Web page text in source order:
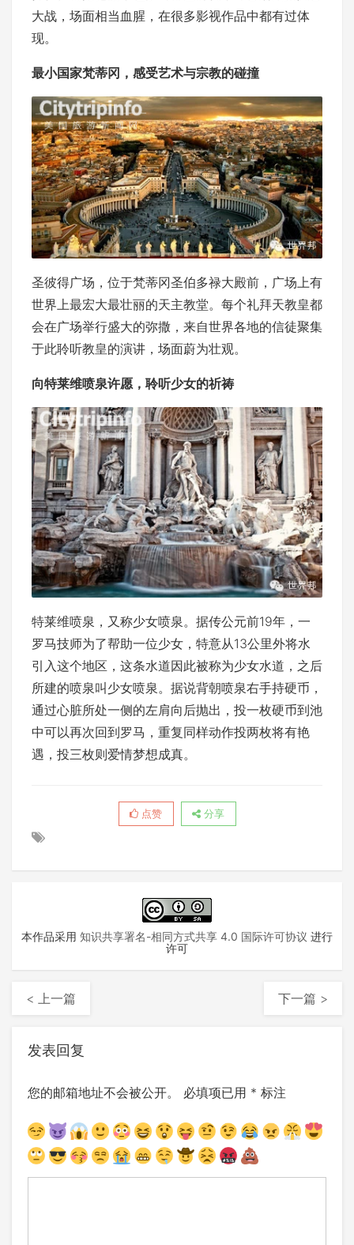
大战，场面相当血腥，在很多影视作品中都有过体
现。
最小国家梵蒂冈，感受艺术与宗教的碰撞
圣彼得广场，位于梵蒂冈圣伯多禄大殿前，广场上有
世界上最宏大最壮丽的天主教堂。每个礼拜天教皇都
会在广场举行盛大的弥撒，来自世界各地的信徒聚集
于此聆听教皇的演讲，场面蔚为壮观。
向特莱维喷泉许愿，聆听少女的祈祷
特莱维喷泉，又称少女喷泉。据传公元前19年，一
罗马技师为了帮助一位少女，特意从13公里外将水
引入这个地区，这条水道因此被称为少女水道，之后
所建的喷泉叫少女喷泉。据说背朝喷泉右手持硬币，
通过心脏所处一侧的左肩向后抛出，投一枚硬币到池
中可以再次回到罗马，重复同样动作投两枚将有艳
遇，投三枚则爱情梦想成真。
点赞 分享
本作品采用 知识共享署名-相同方式共享 4.0 国际许可协议 进行
许可
< 上一篇 下一篇 >
发表回复
您的邮箱地址不会被公开。 必填项已用 * 标注